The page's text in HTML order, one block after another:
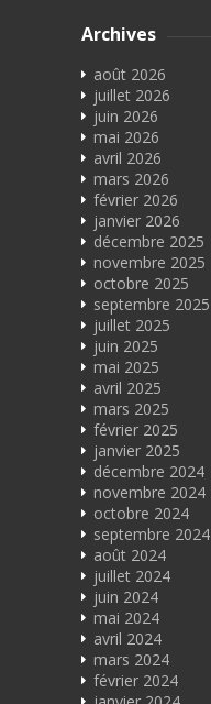
Archives
août 2026
juillet 2026
juin 2026
mai 2026
avril 2026
mars 2026
février 2026
janvier 2026
décembre 2025
novembre 2025
octobre 2025
septembre 2025
juillet 2025
juin 2025
mai 2025
avril 2025
mars 2025
février 2025
janvier 2025
décembre 2024
novembre 2024
octobre 2024
septembre 2024
août 2024
juillet 2024
juin 2024
mai 2024
avril 2024
mars 2024
février 2024